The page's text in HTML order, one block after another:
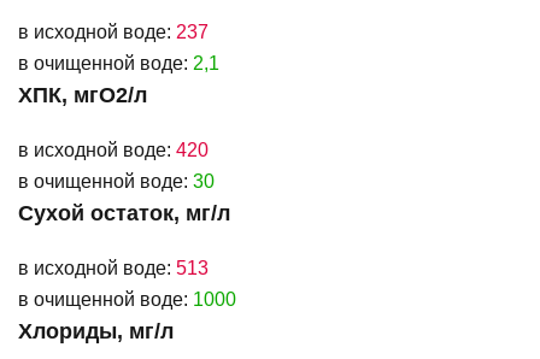
в исходной воде: 237
в очищенной воде: 2,1
ХПК, мгО2/л
в исходной воде: 420
в очищенной воде: 30
Сухой остаток, мг/л
в исходной воде: 513
в очищенной воде: 1000
Хлориды, мг/л